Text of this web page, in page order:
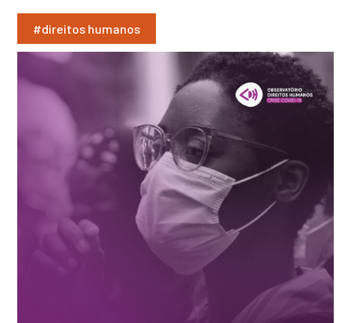
#direitos humanos